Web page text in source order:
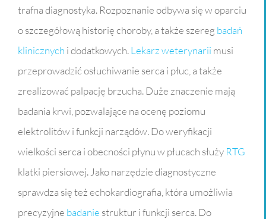
trafna diagnostyka. Rozpoznanie odbywa się w oparciu
o szczegółową historię choroby, a także szereg badań
klinicznych i dodatkowych.Lekarz weterynarii musi
przeprowadzić osłuchiwanie serca i płuc, a także
zrealizować palpację brzucha. Duże znaczenie mają
badania krwi, pozwalające na ocenę poziomu
elektrolitów i funkcji narządów. Do weryfikacji
wielkości serca i obecności płynu w płucach służy RTG
klatki piersiowej. Jako narzędzie diagnostyczne
sprawdza się też echokardiografia, która umożliwia
precyzyjne badanie struktur i funkcji serca. Do